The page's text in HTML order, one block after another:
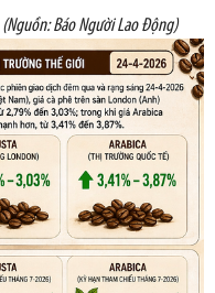
(Nguồn: Báo Người Lao Động)